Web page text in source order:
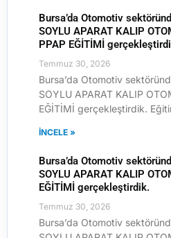
Bursa’da Otomotiv
SOYLU APARAT KALIP
PPAP EĞİTİMİ
Temmuz 30, 2026
Bursa’da Otomotiv
SOYLU APARAT KALIP
EĞİTİMİ gerçekleştirdik.
İNCELE »
Bursa’da Otomotiv
SOYLU APARAT KALIP
EĞİTİMİ gerçekleştirdik.
Temmuz 30, 2026
Bursa’da Otomotiv